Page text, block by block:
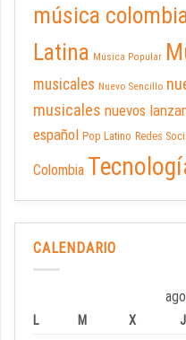
música
Latina Música Popular
musicales Nuevo Sencillo
musicales nuevos
español Pop Latino Redes
Colombia
CALENDARIO
L M X J